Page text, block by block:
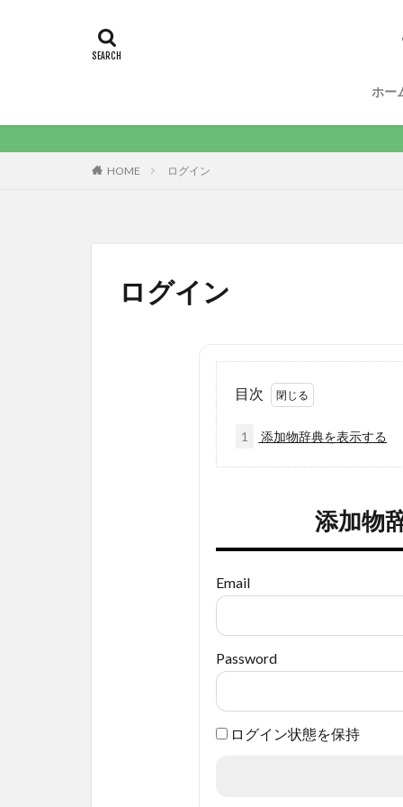
ホー
HOME ログイン
ログイン
目次
1 添加物辞典を表示する
添加物
Email
Password
ログイン状態を保持